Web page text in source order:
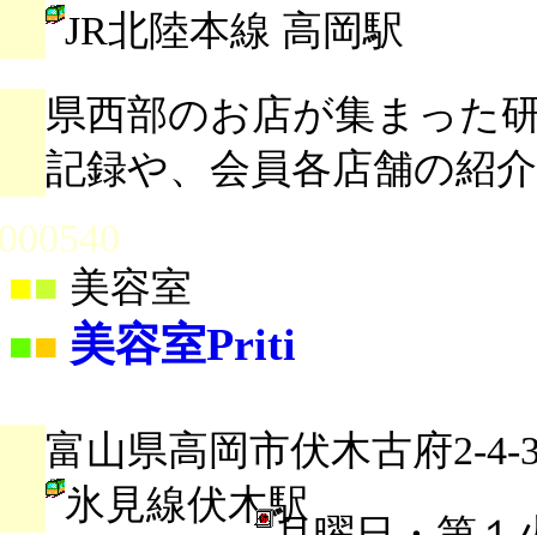
JR北陸本線 高岡駅
県西部のお店が集まった
記録や、会員各店舗の紹
■ 美容室
■■ 美容室Priti
富山県高岡市伏木古府2-4-
氷見線伏木駅